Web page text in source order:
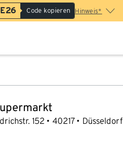
Code kopieren Hinweis*
152 40217 Düsseldorf